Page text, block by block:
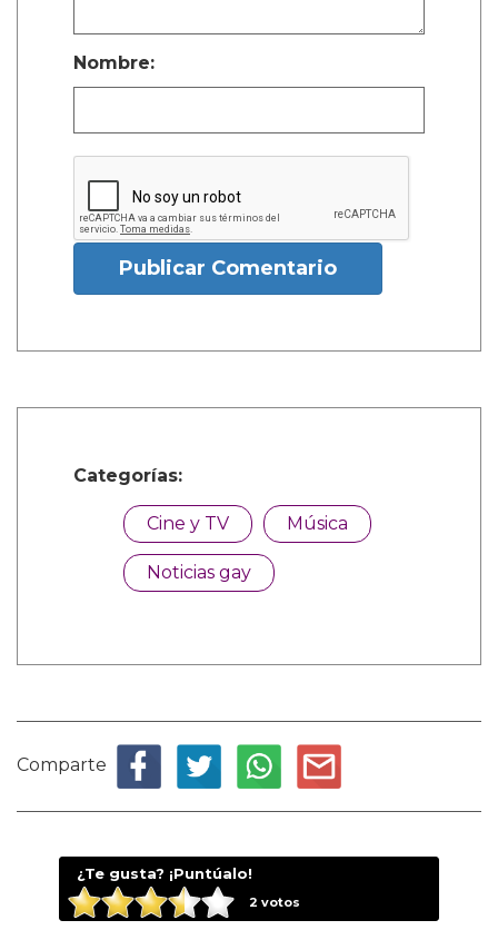
Nombre:
Publicar Comentario
Categorías:
Cine y TV Música
Noticias gay
Comparte
¿Te gusta? ¡Puntúalo!
2 votos